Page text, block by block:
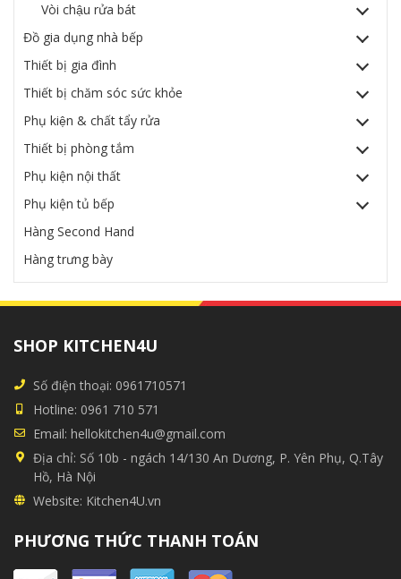
Vòi chậu rửa bát
Đồ gia dụng nhà bếp
Thiết bị gia đình
Thiết bị chăm sóc sức khỏe
Phụ kiện & chất tẩy rửa
Thiết bị phòng tắm
Phụ kiện nội thất
Phụ kiện tủ bếp
Hàng Second Hand
Hàng trưng bày
SHOP KITCHEN4U
Số điện thoại: 0961710571
Hotline: 0961 710 571
Email: hellokitchen4u@gmail.com
Địa chỉ: Số 10b - ngách 14/130 An Dương, P. Yên Phụ, Q.Tây
Hồ, Hà Nội
Website: Kitchen4U.vn
PHƯƠNG THỨC THANH TOÁN